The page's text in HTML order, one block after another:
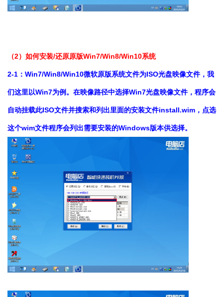
（2）如何安装/还原原版Win7/Win8/Win10系统
2-1：Win7/Win8/Win10微软原版系统文件为ISO光盘映像文件，我
们这里以Win7为例。在映像路径中选择Win7光盘映像文件，程序会
自动挂载此ISO文件并搜索和列出里面的安装文件install.wim，点选
这个wim文件程序会列出需要安装的Windows版本供选择。